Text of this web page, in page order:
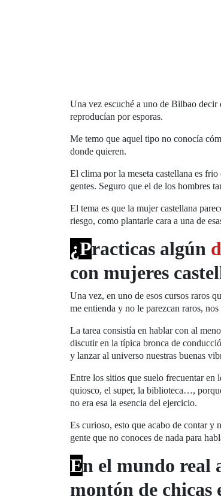
Una vez escuché a uno de Bilbao decir
reproducían por esporas.
Me temo que aquel tipo no conocía
donde quieren.
El clima por la meseta castellana es
gentes. Seguro que el de los hombres
El tema es que la mujer castellana
riesgo, como plantarle cara a una de
¿Practicas algún
con mujeres
Una vez, en uno de esos cursos raros
me entienda y no le parezcan raros,
La tarea consistía en hablar con al
discutir en la típica bronca de
y lanzar al universo nuestras buenas
Entre los sitios que suelo frecuentar en
quiosco, el super, la biblioteca…,
no era esa la esencia del ejercicio.
Es curioso, esto que acabo de contar y
gente que no conoces de nada para
En el mundo real
montón de chicas